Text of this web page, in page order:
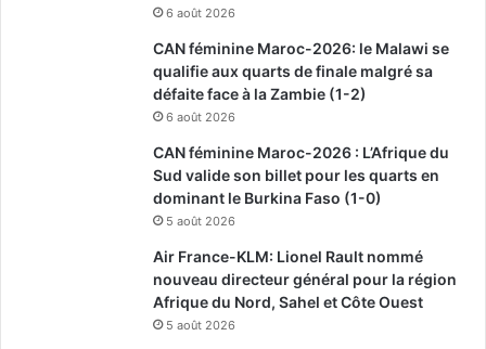
6 août 2026
CAN féminine Maroc-2026: le Malawi se
qualifie aux quarts de finale malgré sa
défaite face à la Zambie (1-2)
6 août 2026
CAN féminine Maroc-2026 : L’Afrique du
Sud valide son billet pour les quarts en
dominant le Burkina Faso (1-0)
5 août 2026
Air France-KLM: Lionel Rault nommé
nouveau directeur général pour la région
Afrique du Nord, Sahel et Côte Ouest
5 août 2026